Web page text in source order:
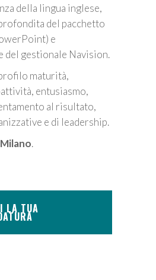
della lingua inglese,
del pacchetto
e
del gestionale Navision.
maturità,
entusiasmo,
al risultato,
e di leadership.
Milano.
LA TUA